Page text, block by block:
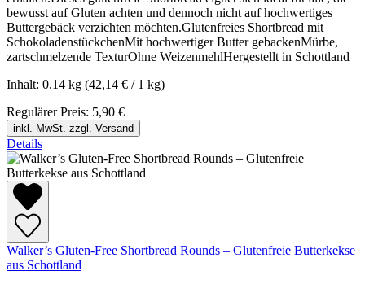
bewusst auf Gluten achten und dennoch nicht auf hochwertiges
Buttergebäck verzichten möchten.Glutenfreies Shortbread mit
SchokoladenstückchenMit hochwertiger Butter gebackenMürbe,
zartschmelzende TexturOhne WeizenmehlHergestellt in Schottland
Inhalt: 0.14 kg (42,14 € / 1 kg)
Regulärer Preis: 5,90 €
inkl. MwSt. zzgl. Versand
Details
Walker’s Gluten-Free Shortbread Rounds – Glutenfreie Butterkekse
aus Schottland